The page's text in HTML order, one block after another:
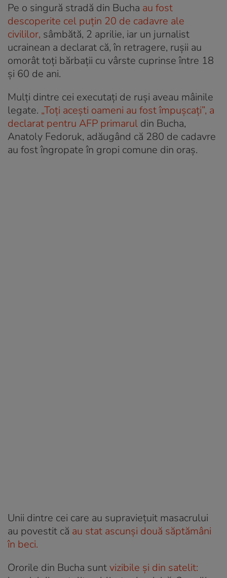
Pe o singură stradă din Bucha au fost
descoperite cel puțin 20 de cadavre ale
civililor, sâmbătă, 2 aprilie, iar un jurnalist
ucrainean a declarat că, în retragere, rușii au
omorât toți bărbații cu vârste cuprinse între 18
și 60 de ani.
Mulți dintre cei executați de ruși aveau mâinile
legate. „Toți acești oameni au fost împușcați”, a
declarat pentru AFP primarul din Bucha,
Anatoly Fedoruk, adăugând că 280 de cadavre
au fost îngropate în gropi comune din oraș.
Unii dintre cei care au supraviețuit masacrului
au povestit că au stat ascunși două săptămâni
în beci.
Ororile din Bucha suntvizibile și din satelit: